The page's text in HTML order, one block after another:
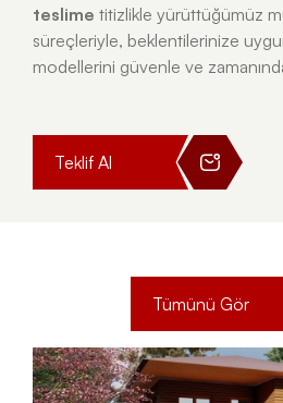
teslime titizlikle yürüttüğümüz
süreçleriyle, beklentilerinize
modellerini güvenle ve
Teklif Al
Tümünü Gör